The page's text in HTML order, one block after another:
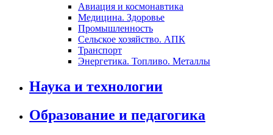
Авиация и космонавтика
Медицина. Здоровье
Промышленность
Сельское хозяйство. АПК
Транспорт
Энергетика. Топливо. Металлы
Наука и технологии
Образование и педагогика